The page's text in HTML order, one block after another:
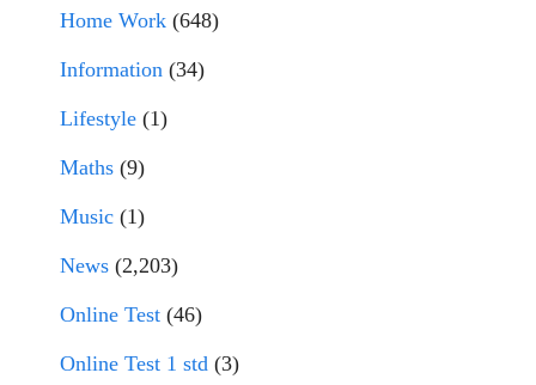
Home Work (648)
Information (34)
Lifestyle (1)
Maths (9)
Music (1)
News (2,203)
Online Test (46)
Online Test 1 std (3)